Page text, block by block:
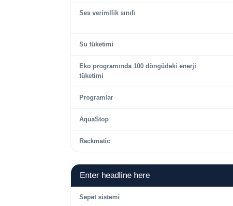
Ses verimllik sınıfı
Su tüketimi
Eko programında 100 döngüdeki enerji
tüketimi
Programlar
AquaStop
Rackmatic
Enter headline here
Sepet sistemi